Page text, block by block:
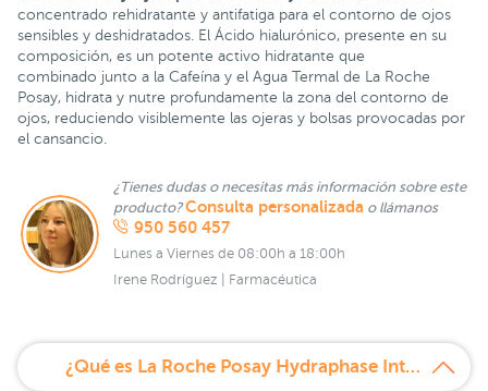
concentrado rehidratante y antifatiga para el contorno de ojos
sensibles y deshidratados. El Ácido hialurónico, presente en su
composición, es un potente activo hidratante que
combinado junto a la Cafeína y el Agua Termal de La Roche
Posay, hidrata y nutre profundamente la zona del contorno de
ojos, reduciendo visiblemente las ojeras y bolsas provocadas por
el cansancio.
¿Tienes dudas o necesitas más información sobre este
producto?Consulta personalizada o llámanos
950 560 457
Lunes a Viernes de 08:00h a 18:00h
Irene Rodríguez | Farmacéutica
¿Qué es La Roche Posay Hydraphase Intense Ojos 15 ml?